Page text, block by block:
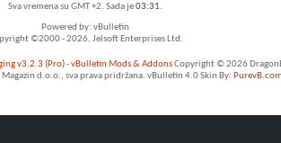
Sva vremena su GMT +2. Sada je03:31.
Powered by: vBulletin
©2000 - 2026, Jelsoft Enterprises Ltd.
v3.2.3 (Pro)-vBulletin Mods & AddonsCopyright © 2026
d.o.o., sva prava pridržana. vBulletin 4.0 Skin By: PurevB.com